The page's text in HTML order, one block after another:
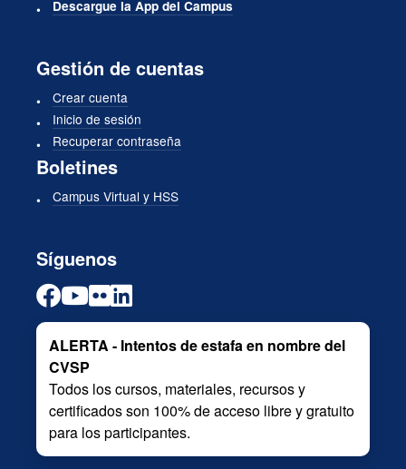
Descargue la App del Campus
Gestión de cuentas
Crear cuenta
Inicio de sesión
Recuperar contraseña
Boletines
Campus Virtual y HSS
Síguenos
ALERTA - Intentos de estafa en nombre del
CVSP
Todos los cursos, materiales, recursos y
certificados son 100% de acceso libre y gratuito
para los participantes.